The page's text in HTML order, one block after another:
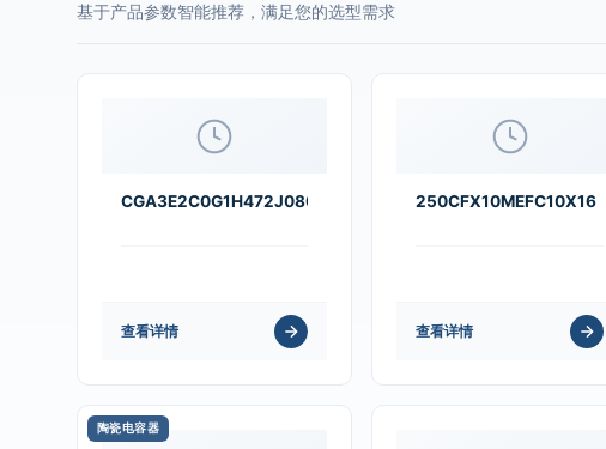
基于产品参数智能推荐，满足您的选型需求
CGA3E2C0G1H472J080AA
查看详情
250CFX10MEFC10X16
查看详情
陶瓷电容器